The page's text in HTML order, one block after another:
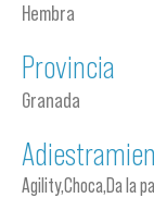
Hembra
Provincia
Granada
Agility,Choca,Da la